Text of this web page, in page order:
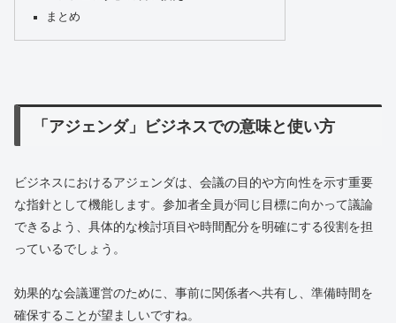
まとめ
「アジェンダ」ビジネスでの意味と使い方
ビジネスにおけるアジェンダは、会議の目的や方向性を示す重要
な指針として機能します。参加者全員が同じ目標に向かって議論
できるよう、具体的な検討項目や時間配分を明確にする役割を担
っているでしょう。
効果的な会議運営のために、事前に関係者へ共有し、準備時間を
確保することが望ましいですね。